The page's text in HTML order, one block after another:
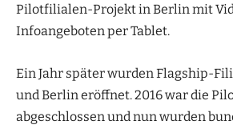
Pilotfilialen-Projekt in Berlin mit
Infoangeboten per Tablet.
Ein Jahr später wurden Flagship-
und Berlin eröffnet. 2016 war die
abgeschlossen und nun wurden